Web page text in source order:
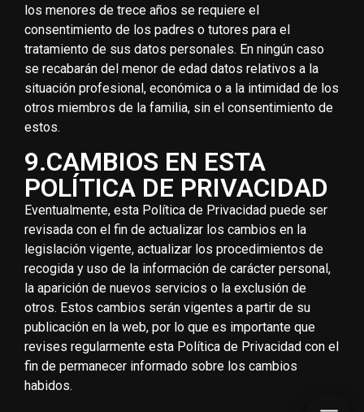
Inicio2
Nuestros Servicios
Calendario 2026
Eventos
Eventos Ciclismo
Carretera
Carreras Trail
Eventos finalizados
Carretera
Contacto
los menores de trece años se requiere el
consentimiento de los padres o tutores para el
tratamiento de sus datos personales. En ningún caso
se recabarán del menor de edad datos relativos a la
situación profesional, económica o a la intimidad de los
otros miembros de la familia, sin el consentimiento de
estos.
9.CAMBIOS EN ESTA
POLÍTICA DE PRIVACIDAD
Eventualmente, esta Política de Privacidad puede ser
revisada con el fin de actualizar los cambios en la
legislación vigente, actualizar los procedimientos de
recogida y uso de la información de carácter personal,
la aparición de nuevos servicios o la exclusión de
otros. Estos cambios serán vigentes a partir de su
publicación en la web, por lo que es importante que
revises regularmente esta Política de Privacidad con el
fin de permanecer informado sobre los cambios
habidos.